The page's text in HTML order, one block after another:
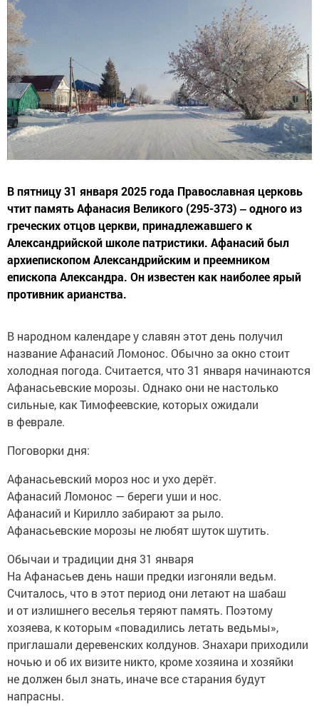
В пятницу 31 января 2025 года Православная церковь
чтит память Афанасия Великого (295-373) ‒ одного из
греческих отцов церкви, принадлежавшего к
Александрийской школе патристики. Афанасий был
архиепископом Александрийским и преемником
епископа Александра. Он известен как наиболее ярый
противник арианства.
В народном календаре у славян этот день получил
название Афанасий Ломонос. Обычно за окно стоит
холодная погода. Считается, что 31 января начинаются
Афанасьевские морозы. Однако они не настолько
сильные, как Тимофеевские, которых ожидали
в феврале.
Поговорки дня:
Афанасьевский мороз нос и ухо дерёт.
Афанасий Ломонос — береги уши и нос.
Афанасий и Кирилло забирают за рыло.
Афанасьевские морозы не любят шуток шутить.
Обычаи и традиции дня 31 января
На Афанасьев день наши предки изгоняли ведьм.
Считалось, что в этот период они летают на шабаш
и от излишнего веселья теряют память. Поэтому
хозяева, к которым «повадились летать ведьмы»,
приглашали деревенских колдунов. Знахари приходили
ночью и об их визите никто, кроме хозяина и хозяйки
не должен был знать, иначе все старания будут
напрасны.